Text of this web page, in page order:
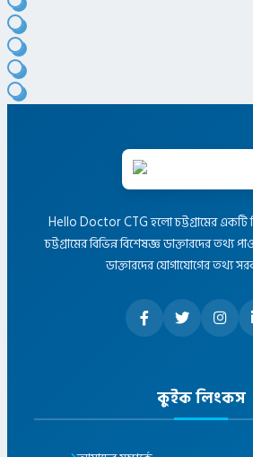
Hello Doctor CTG হলো চট্টগ্রামের একটি
চট্টগ্রামের বিভিন্ন বিশেষজ্ঞ ডাক্তারদের তথ্য
ডাক্তারদের যোগাযোগের তথ্য
কুইক লিংকস